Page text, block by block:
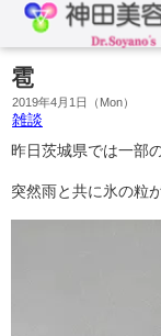
雹
雑談
2019年4月1日（Mon）
昨日茨城県では一部
突然雨と共に氷の粒